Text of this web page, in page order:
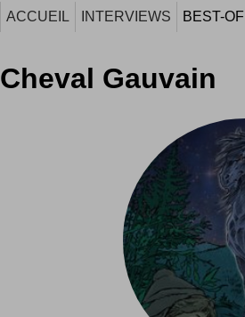
ACCUEIL INTERVIEWS BEST-OF
Cheval Gauvain